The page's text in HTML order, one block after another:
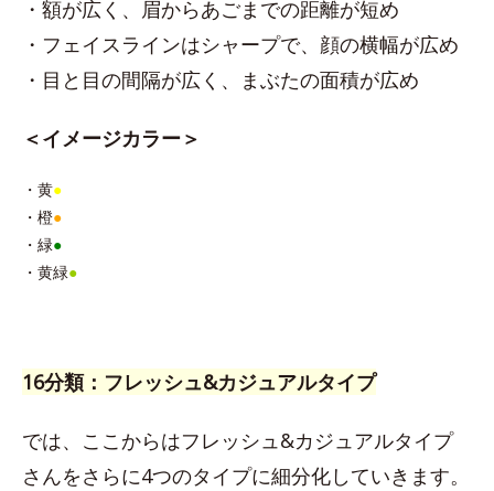
・額が広く、眉からあごまでの距離が短め
・フェイスラインはシャープで、顔の横幅が広め
・目と目の間隔が広く、まぶたの面積が広め
＜イメージカラー＞
・黄●
・橙●
・緑●
・黄緑●
16分類：フレッシュ&カジュアルタイプ
では、ここからはフレッシュ&カジュアルタイプ
さんをさらに4つのタイプに細分化していきます。